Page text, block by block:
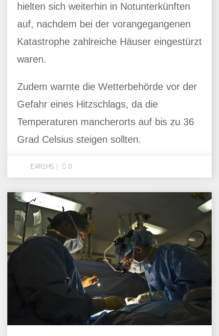
hielten sich weiterhin in Notunterkünften
auf, nachdem bei der vorangegangenen
Katastrophe zahlreiche Häuser eingestürzt
waren.
Zudem warnte die Wetterbehörde vor der
Gefahr eines Hitzschlags, da die
Temperaturen mancherorts auf bis zu 36
Grad Celsius steigen sollten.
E4R1H5 0